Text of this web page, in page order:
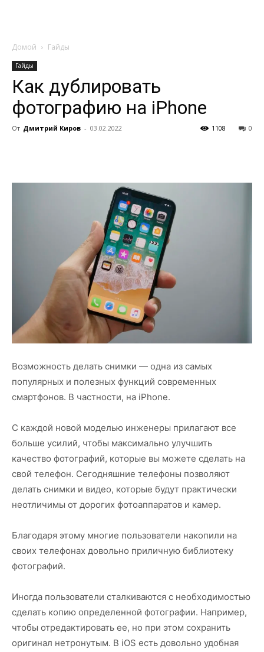
Домой Гайды
Гайды
Как дублировать
фотографию на iPhone
От Дмитрий Киров - 03.02.2022 0
1108
Возможность делать снимки — одна из самых
популярных и полезных функций современных
смартфонов. В частности, на iPhone.
С каждой новой моделью инженеры прилагают все
больше усилий, чтобы максимально улучшить
качество фотографий, которые вы можете сделать на
свой телефон. Сегодняшние телефоны позволяют
делать снимки и видео, которые будут практически
неотличимы от дорогих фотоаппаратов и камер.
Благодаря этому многие пользователи накопили на
своих телефонах довольно приличную библиотеку
фотографий.
Иногда пользователи сталкиваются с необходимостью
сделать копию определенной фотографии. Например,
чтобы отредактировать ее, но при этом сохранить
оригинал нетронутым. В iOS есть довольно удобная